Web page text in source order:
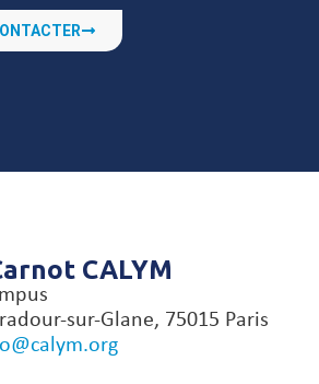
CALYM
sur-Glane, 75015 Paris